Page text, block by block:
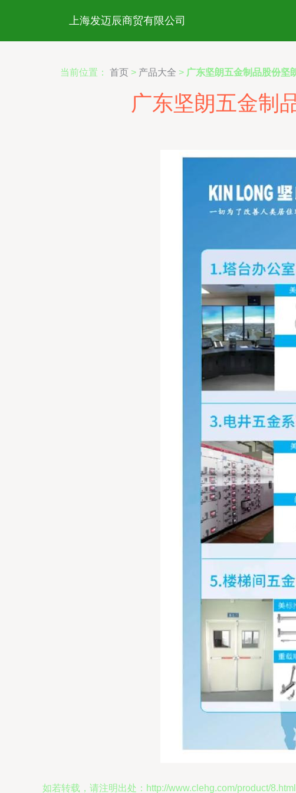
上海发迈辰商贸有限公司
当前位置： 首页 > 产品大全 > 广东坚朗五金制品股份坚
广东坚朗五金制
如若转载，请注明出处：http://www.clehg.com/product/8.html